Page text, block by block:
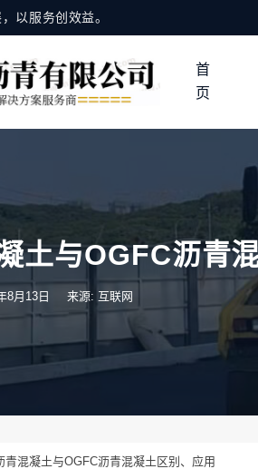
以服务创效益。
首
页
土与OGFC沥青
8月13日 来源: 互联网
青混凝土与OGFC沥青混凝土区别、应用